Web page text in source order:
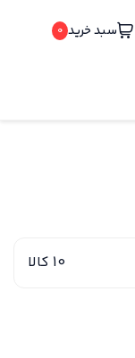
سبد خرید 0
10 کالا